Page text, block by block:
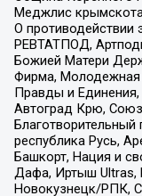
Меджлис
О противодействии
РЕВТАТПОД,
Божией Матери
Фирма, Молодежная
Правды и Единения,
Автоград Крю, Союз
Благотворительный
республика Русь,
Башкорт, Нация и
Дафа, Иртыш Ultras,
Новокузнецк/РПК,